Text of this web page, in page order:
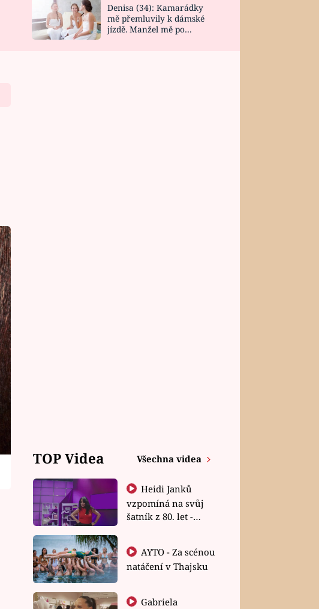
DESIGN
Denisa (34): Kamarádky
mě přemluvily k dámské
jízdě. Manžel mě po
TOP Videa Všechna videa
Heidi Janků
vzpomíná na svůj
šatník z 80. let -
natáčení v Thajsku
Gabriela